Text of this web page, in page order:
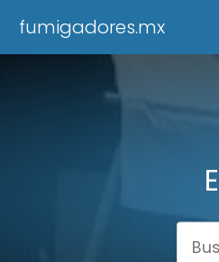
fumigadores.mx